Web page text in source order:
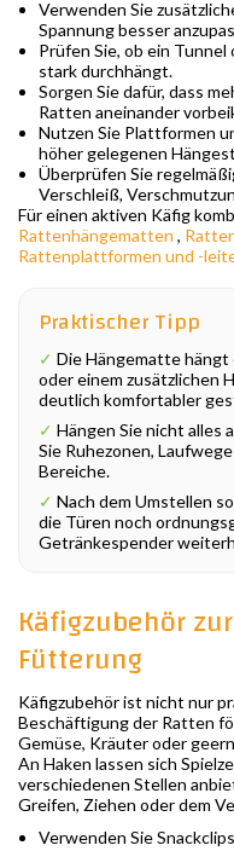
Verwenden Sie
Spannung besser
Prüfen Sie, ob ein
stark durchhängt.
Sorgen Sie dafür, dass
Ratten aneinander
Nutzen Sie Plattformen
höher gelegenen
Überprüfen Sie
Verschleiß,
Für einen aktiven Käfig
Rattenhängematten ,
Rattenplattformen und -
Praktischer Tipp
✓ Die Hängematte
oder einem zusätzlichen
deutlich komfortabler
✓ Hängen Sie nicht alles
Sie Ruhezonen,
Bereiche.
✓ Nach dem Umstellen
die Türen noch
Getränkespender
Käfigzubehör
Fütterung
Käfigzubehör ist nicht nur
Beschäftigung der Ratten
Gemüse, Kräuter oder
An Haken lassen sich
verschiedenen Stellen
Greifen, Ziehen oder dem
Verwenden Sie